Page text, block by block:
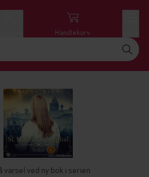
Handlekurv
varsel ved ny bok i serien